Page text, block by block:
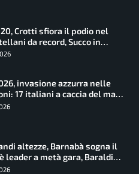
Crotti sfiora il podio nel
da record, Succo in
invasione azzurra nelle
17 italiani a caccia del main
altezze, Barnabà sogna il
leader a metà gara, Baraldi